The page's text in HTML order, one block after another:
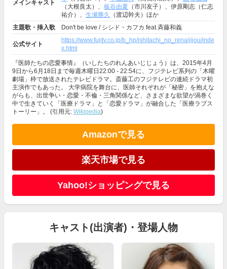
メインキャスト
（大根良太）、 板谷由夏 （市川友子）、伊原剛志（仁志
祐介）、 生瀬勝久
（渡辺幹夫）ほか
主題歌・挿入歌
Don't be love / シシド・カフカ feat.斉藤和義
公式サイト
https://www.fujitv.co.jp/b_hp/ishitachi_no_renaijijou/inde
x.html
『医師たちの恋愛事情』（いしたちのれんあいじじょう）は、2015年4月
9日から6月18日まで毎週木曜日22:00 - 22:54に、フジテレビ系列の「木曜
劇場」枠で放送されたテレビドラマ。斎藤工のフジテレビの連続ドラマ初
主演作でもあった。 大学病院を舞台に、医師それぞれが「秘密」を抱えな
がらも、出世争い・恋愛・不倫・三角関係など、さまざまな欲望が渦巻く
中で生きていく「医療ドラマ」と「恋愛ドラマ」が融合した「医療ラブス
トーリー」。 (引用元: Wikipedia)
Amazonで見る
楽天市場で見る
Yahoo!ショッピングで見る
キャスト(出演者)・登場人物